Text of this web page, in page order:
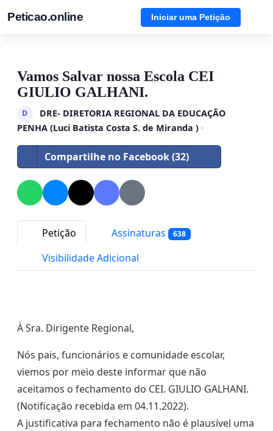
Peticao.online Iniciar uma Petição
Vamos Salvar nossa Escola CEI
GIULIO GALHANI.
D
DRE- DIRETORIA REGIONAL DA EDUCAÇÃO
PENHA (Luci Batista Costa S. de Miranda ) ·
Compartilhe no Facebook (32)
Petição Assinaturas 638
Visibilidade Adicional
À Sra. Dirigente Regional,
Nós pais, funcionários e comunidade escolar,
viemos por meio deste informar que não
aceitamos o fechamento do CEI. GIULIO GALHANI.
(Notificação recebida em 04.11.2022).
A justificativa para fechamento não é plausível uma